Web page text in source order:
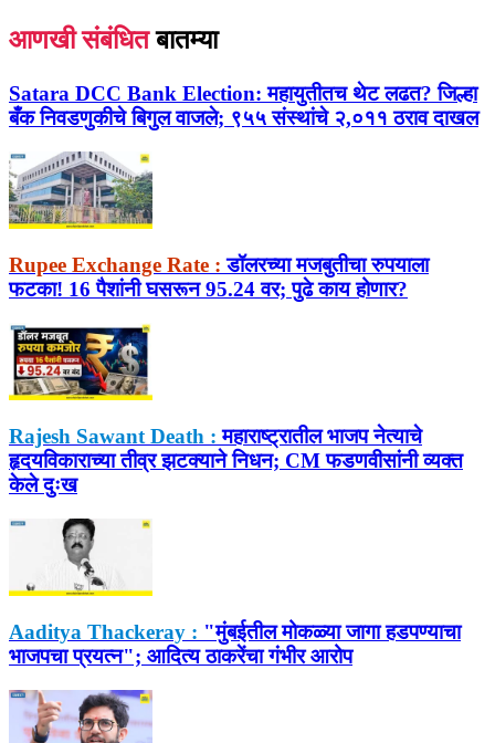
आणखी संबंधित बातम्या
Satara DCC Bank Election: महायुतीतच थेट लढत? जिल्हा
बँक निवडणुकीचे बिगुल वाजले; ९५५ संस्थांचे २,०११ ठराव दाखल
Rupee Exchange Rate : डॉलरच्या मजबुतीचा रुपयाला
फटका! 16 पैशांनी घसरून 95.24 वर; पुढे काय होणार?
Rajesh Sawant Death : महाराष्ट्रातील भाजप नेत्याचे
हृदयविकाराच्या तीव्र झटक्याने निधन; CM फडणवीसांनी व्यक्त
केले दुःख
Aaditya Thackeray : "मुंबईतील मोकळ्या जागा हडपण्याचा
भाजपचा प्रयत्न"; आदित्य ठाकरेंचा गंभीर आरोप